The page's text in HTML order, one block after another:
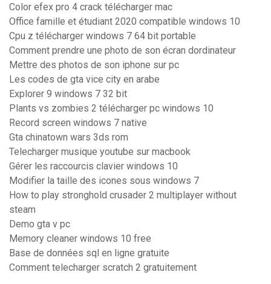
Color efex pro 4 crack télécharger mac
Office famille et étudiant 2020 compatible windows 10
Cpu z télécharger windows 7 64 bit portable
Comment prendre une photo de son écran dordinateur
Mettre des photos de son iphone sur pc
Les codes de gta vice city en arabe
Explorer 9 windows 7 32 bit
Plants vs zombies 2 télécharger pc windows 10
Record screen windows 7 native
Gta chinatown wars 3ds rom
Telecharger musique youtube sur macbook
Gérer les raccourcis clavier windows 10
Modifier la taille des icones sous windows 7
How to play stronghold crusader 2 multiplayer without
steam
Demo gta v pc
Memory cleaner windows 10 free
Base de données sql en ligne gratuite
Comment telecharger scratch 2 gratuitement